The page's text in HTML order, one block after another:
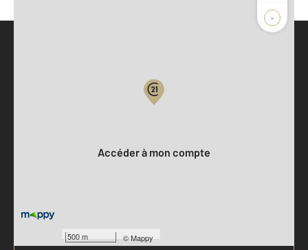
-
500 m ©Mappy
Accéder à mon compte